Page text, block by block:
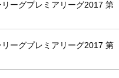
ーグプレミアリーグ2017 第
ーグプレミアリーグ2017 第